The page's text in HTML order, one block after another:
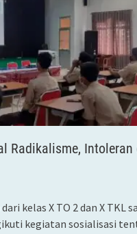
Radikalisme, Intoleran
kelas X TO 2 dan X TKL
kegiatan sosialisasi